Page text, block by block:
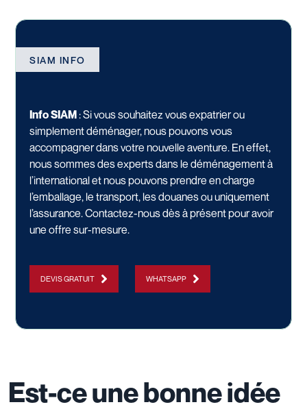
SIAM INFO
Info SIAM: Si vous souhaitez vous expatrier ou
simplement déménager, nous pouvons vous
accompagner dans votre nouvelle aventure. En effet,
nous sommes des experts dans le déménagement à
l’international et nous pouvons prendre en charge
l’emballage, le transport, lesdouanesou uniquement
l’assurance.Contactez-nous dès à présentpour avoir
une offre sur-mesure.
DEVIS GRATUIT WHATSAPP
Est-ce une bonne idée